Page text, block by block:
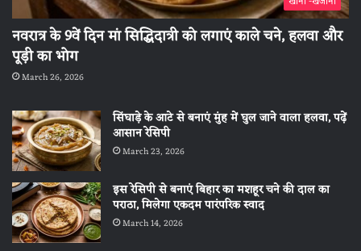
नवरात्र के 9वें दिन मां सिद्धिदात्री को लगाएं काले चने, हलवा और
पूड़ी का भोग
March 26, 2026
सिंघाड़े के आटे से बनाएं मुंह में घुल जाने वाला हलवा, पढ़ें
आसान रेसिपी
March 23, 2026
इस रेसिपी से बनाएं बिहार का मशहूर चने की दाल का
पराठा, मिलेगा एकदम पारंपरिक स्वाद
March 14, 2026